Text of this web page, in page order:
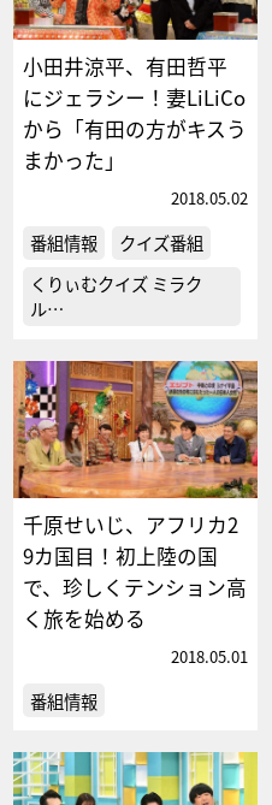
小田井涼平、有田哲平
にジェラシー！妻LiLiCo
から「有田の方がキスう
まかった」
2018.05.02
番組情報
クイズ番組
くりぃむクイズ ミラク
ル…
千原せいじ、アフリカ2
9カ国目！初上陸の国
で、珍しくテンション高
く旅を始める
2018.05.01
番組情報